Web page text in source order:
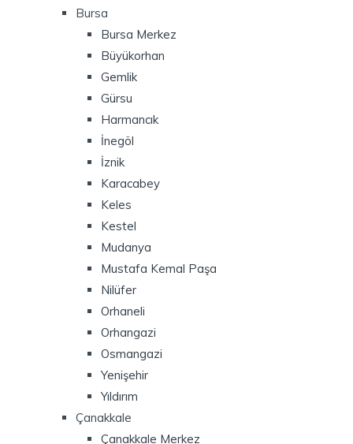
Bursa
Bursa Merkez
Büyükorhan
Gemlik
Gürsu
Harmancık
İnegöl
İznik
Karacabey
Keles
Kestel
Mudanya
Mustafa Kemal Paşa
Nilüfer
Orhaneli
Orhangazi
Osmangazi
Yenişehir
Yıldırım
Çanakkale
Çanakkale Merkez